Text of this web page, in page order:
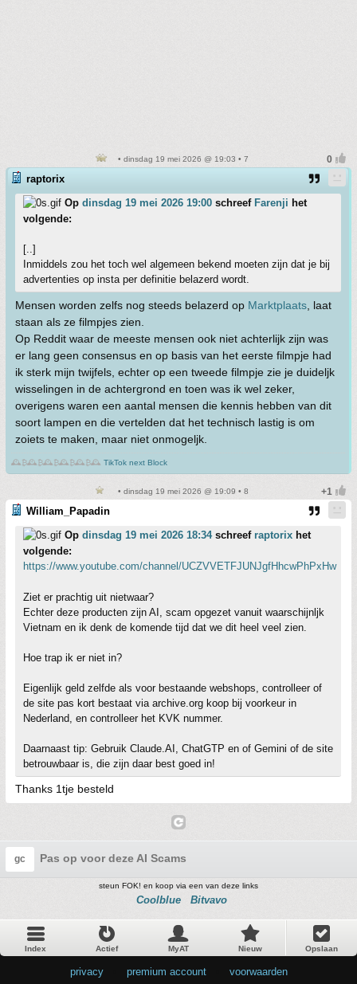
• dinsdag 19 mei 2026 @ 19:03 • 7
raptorix
Op dinsdag 19 mei 2026 19:00 schreef Farenji het
volgende:
[..]
Inmiddels zou het toch wel algemeen bekend moeten zijn dat je bij
advertenties op insta per definitie belazerd wordt.
Mensen worden zelfs nog steeds belazerd op Marktplaats , laat
staan als ze filmpjes zien.
Op Reddit waar de meeste mensen ook niet achterlijk zijn was
er lang geen consensus en op basis van het eerste filmpje had
ik sterk mijn twijfels, echter op een tweede filmpje zie je duideljk
wisselingen in de achtergrond en toen was ik wel zeker,
overigens waren een aantal mensen die kennis hebben van dit
soort lampen en die vertelden dat het technisch lastig is om
zoiets te maken, maar niet onmogeljk.
🕰️₿🕰️₿🕰️₿🕰️₿🕰️₿🕰️ TikTok next Block
• dinsdag 19 mei 2026 @ 19:09 • 8
William_Papadin
Op dinsdag 19 mei 2026 18:34schreef raptorix het
volgende:
https://www.youtube.com/channel/UCZVVETFJUNJgfHhcwPhPxHw
Ziet er prachtig uit nietwaar?
Echter deze producten zijn AI, scam opgezet vanuit waarschijnljk
Vietnam en ik denk de komende tijd dat we dit heel veel zien.
Hoe trap ik er niet in?
Eigenlijk geld zelfde als voor bestaande webshops, controlleer of
de site pas kort bestaat via archive.org koop bij voorkeur in
Nederland, en controlleer het KVK nummer.
Daarnaast tip: Gebruik Claude.AI, ChatGTP en of Gemini of de site
betrouwbaar is, die zijn daar best goed in!
Thanks 1tje besteld
gc Pas op voor deze AI Scams
steun FOK! en koop via een van deze links
Coolblue Bitvavo
Index Actief MyAT Nieuw Opslaan
privacy premium account voorwaarden